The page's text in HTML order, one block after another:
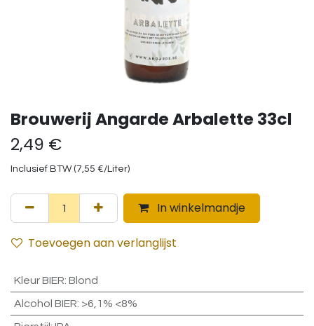
Brouwerij Angarde Arbalette 33cl
2,49 €
Inclusief BTW (7,55 €/Liter)
In winkelmandje
Toevoegen aan verlanglijst
Kleur BIER: Blond
Alcohol BIER: >6,1% <8%